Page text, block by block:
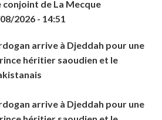
conjoint de La Mecque
2026 - 14:51
arrive à Djeddah pour une
héritier saoudien et le
arrive à Djeddah pour une